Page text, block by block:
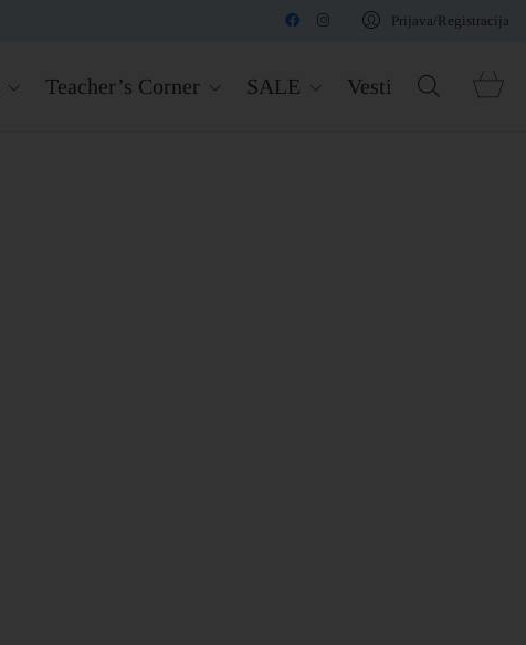
Prijava/Registracija
Teacher’s Corner SALE Vesti